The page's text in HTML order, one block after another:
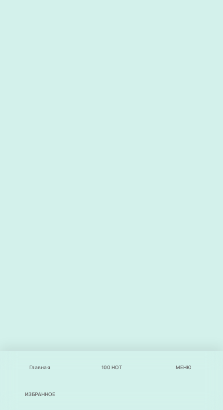
Главная 100 НОТ МЕНЮ
ИЗБРАННОЕ